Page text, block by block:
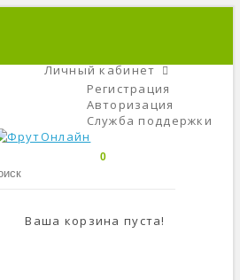
Личный кабинет
Регистрация
Авторизация
Служба поддержки
0
Ваша корзина пуста!